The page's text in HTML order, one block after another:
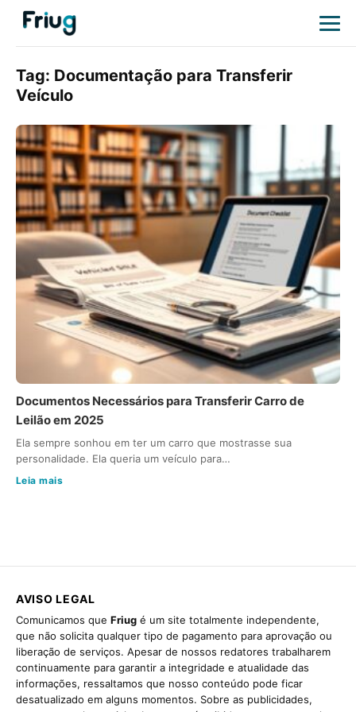
Tag: Documentação para Transferir
Veículo
Documentos Necessários para Transferir Carro de
Leilão em 2025
Ela sempre sonhou em ter um carro que mostrasse sua
personalidade. Ela queria um veículo para…
Leia mais
AVISO LEGAL
Comunicamos que Friug é um site totalmente independente,
que não solicita qualquer tipo de pagamento para aprovação ou
liberação de serviços. Apesar de nossos redatores trabalharem
continuamente para garantir a integridade e atualidade das
informações, ressaltamos que nosso conteúdo pode ficar
desatualizado em alguns momentos. Sobre as publicidades,